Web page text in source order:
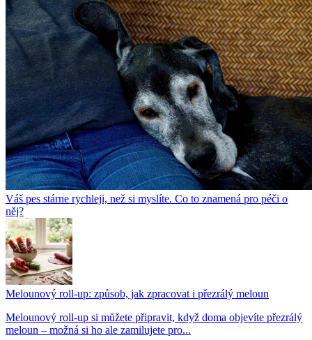
Váš pes stárne rychleji, než si myslíte. Co to znamená pro péči o
něj?
Melounový roll-up: způsob, jak zpracovat i přezrálý meloun
Melounový roll-up si můžete připravit, když doma objevíte přezrálý
meloun – možná si ho ale zamilujete pro...